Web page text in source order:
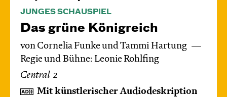
JUNGES SCHAUSPIEL
Das grüne König­reich
von Cornelia Funke und Tammi Hartung
Regie und Bühne: Leonie Rohlfing
Central 2
Mit künstlerischer Audiodeskription